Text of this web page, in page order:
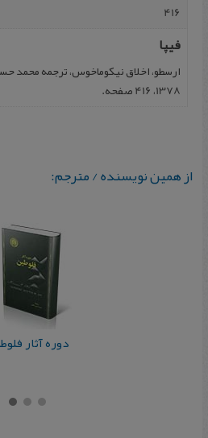
416
فیپا
ارسطو، اخلاق نیکوماخوس، ترجمه محمد
1378، 416 صفحه.
از همین نویسنده / مترجم:
دوره آثار